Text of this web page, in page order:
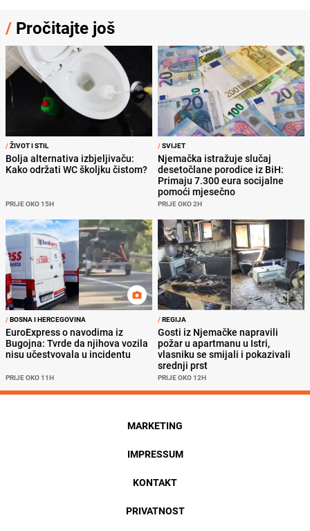
/ Pročitajte još
/ŽIVOT I STIL
Bolja alternativa izbjeljivaču:
Kako održati WC školjku čistom?
PRIJE OKO 15H
/SVIJET
Njemačka istražuje slučaj
desetočlane porodice iz BiH:
Primaju 7.300 eura socijalne
pomoći mjesečno
PRIJE OKO 2H
/BOSNA I HERCEGOVINA
EuroExpress o navodima iz
Bugojna: Tvrde da njihova vozila
nisu učestvovala u incidentu
PRIJE OKO 11H
/REGIJA
Gosti iz Njemačke napravili
požar u apartmanu u Istri,
vlasniku se smijali i pokazivali
srednji prst
PRIJE OKO 12H
MARKETING
IMPRESSUM
KONTAKT
PRIVATNOST